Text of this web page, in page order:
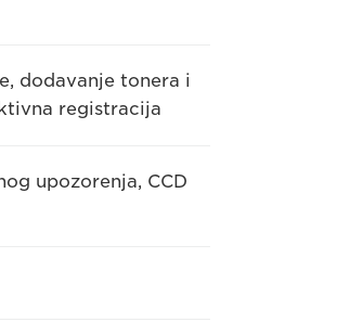
dodavanje tonera i
registracija
upozorenja, CCD